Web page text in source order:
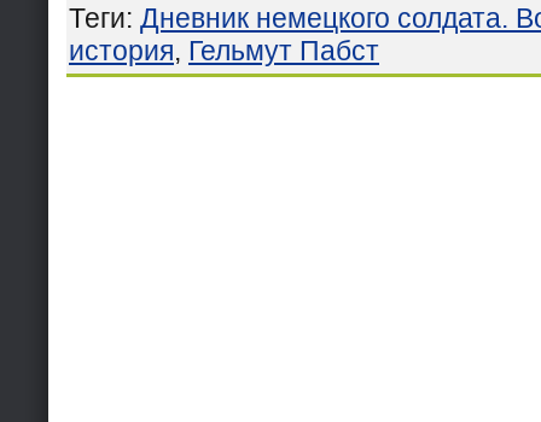
Теги: Дневник немецкого солдата.
история, Гельмут Пабст